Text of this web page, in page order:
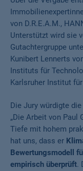
von D.R.E.A.M.,
Unterstützt wird sie
Gutachtergruppe
Kunibert Lennerts
Instituts für
Karlsruher Institut
Die Jury würdigte
„Die Arbeit von
Tiefe mit hohem
hat uns, dass er
Bewertungsmodell
empirisch überprüft.